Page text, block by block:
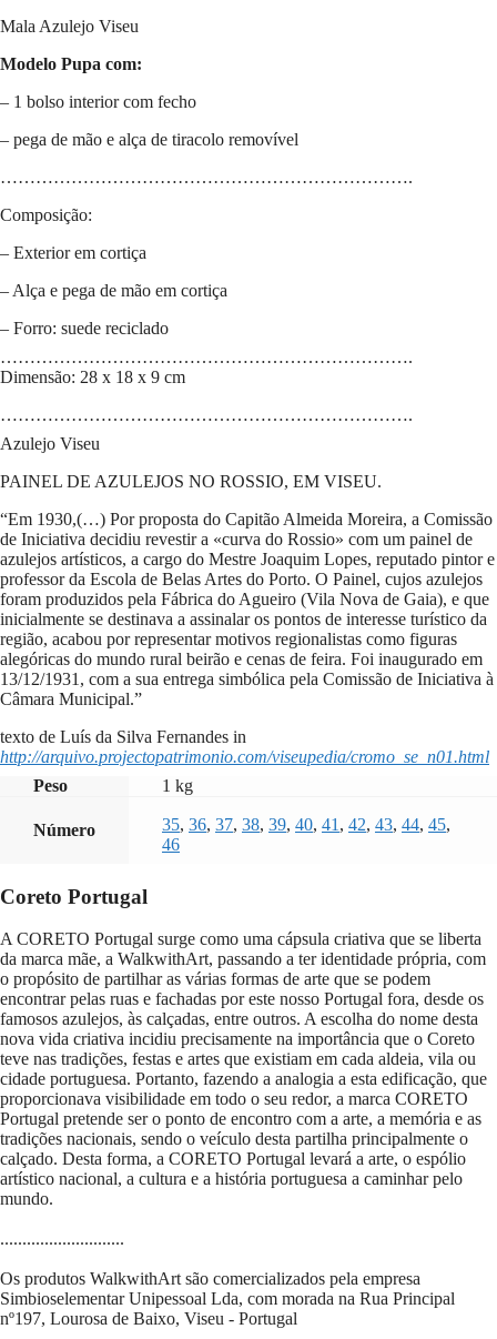
Mala Azulejo Viseu
Modelo Pupa com:
– 1 bolso interior com fecho
– pega de mão e alça de tiracolo removível
…………………………………………………………….
Composição:
– Exterior em cortiça
– Alça e pega de mão em cortiça
– Forro: suede reciclado
…………………………………………………………….
Dimensão: 28 x 18 x 9 cm
…………………………………………………………….
Azulejo Viseu
PAINEL DE AZULEJOS NO ROSSIO, EM VISEU.
“Em 1930,(…) Por proposta do Capitão Almeida Moreira, a Comissão
de Iniciativa decidiu revestir a «curva do Rossio» com um painel de
azulejos artísticos, a cargo do Mestre Joaquim Lopes, reputado pintor e
professor da Escola de Belas Artes do Porto. O Painel, cujos azulejos
foram produzidos pela Fábrica do Agueiro (Vila Nova de Gaia), e que
inicialmente se destinava a assinalar os pontos de interesse turístico da
região, acabou por representar motivos regionalistas como figuras
alegóricas do mundo rural beirão e cenas de feira. Foi inaugurado em
13/12/1931, com a sua entrega simbólica pela Comissão de Iniciativa à
Câmara Municipal.”
texto de Luís da Silva Fernandes in
http://arquivo.projectopatrimonio.com/viseupedia/cromo_se_ n01.html
Peso
1 kg
Número 35, 36, 37, 38, 39, 40, 41 , 42, 43, 44, 45,
46
Coreto Portugal
A CORETO Portugal surge como uma cápsula criativa que se liberta
da marca mãe, a WalkwithArt, passando a ter identidade própria, com
o propósito de partilhar as várias formas de arte que se podem
encontrar pelas ruas e fachadas por este nosso Portugal fora, desde os
famosos azulejos, às calçadas, entre outros. A escolha do nome desta
nova vida criativa incidiu precisamente na importância que o Coreto
teve nas tradições, festas e artes que existiam em cada aldeia, vila ou
cidade portuguesa. Portanto, fazendo a analogia a esta edificação, que
proporcionava visibilidade em todo o seu redor, a marca CORETO
Portugal pretende ser o ponto de encontro com a arte, a memória e as
tradições nacionais, sendo o veículo desta partilha principalmente o
calçado. Desta forma, a CORETO Portugal levará a arte, o espólio
artístico nacional, a cultura e a história portuguesa a caminhar pelo
mundo.
............................
Os produtos WalkwithArt são comercializados pela empresa
Simbioselementar Unipessoal Lda, com morada na Rua Principal
nº197, Lourosa de Baixo, Viseu - Portugal